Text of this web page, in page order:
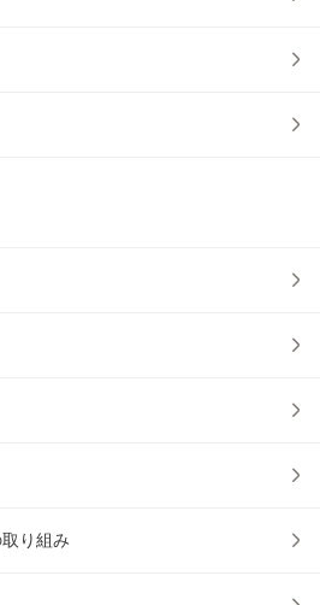
り組み